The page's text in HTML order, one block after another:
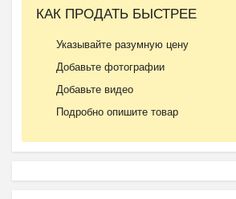
КАК ПРОДАТЬ БЫСТРЕЕ
Указывайте разумную цену
Добавьте фотографии
Добавьте видео
Подробно опишите товар